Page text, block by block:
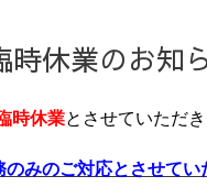
時休業のお知
時休業とさせていただき
みのご対応とさせてい